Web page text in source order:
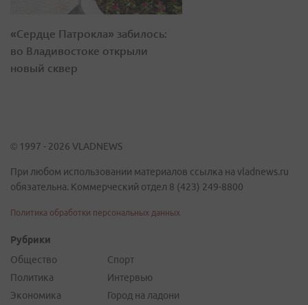
«Сердце Патрокла» забилось:
во Владивостоке открыли
новый сквер
© 1997 - 2026 VLADNEWS
При любом использовании материалов ссылка на vladnews.ru
обязательна. Коммерческий отдел 8 (423) 249-8800
Политика обработки персональных данных
Рубрики
Общество
Политика
Экономика
Спорт
Интервью
Город на ладони